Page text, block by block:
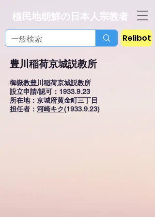
植民地朝鮮の日本人宗教者
Relibot
豊川稲荷京城説教所
御嶽教豊川稲荷京城説教所
設立申請/認可：1933.9.23
所在地：京城府黄金町三丁目
担任者： 河崎キク(1933.9.23)